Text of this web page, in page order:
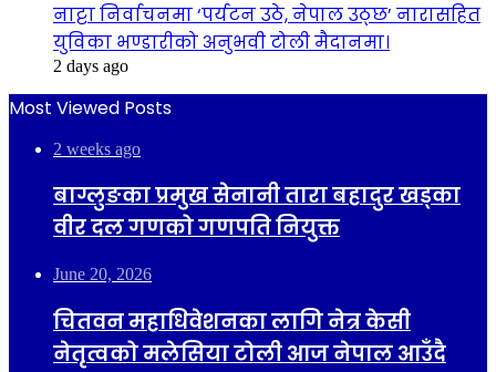
नाट्टा निर्वाचनमा ‘पर्यटन उठे, नेपाल उठ्छ’ नारासहित
युविका भण्डारीको अनुभवी टोली मैदानमा।
2 days ago
Most Viewed Posts
2 weeks ago
बाग्लुङका प्रमुख सेनानी तारा बहादुर खड्का
वीर दल गणको गणपति नियुक्त
June 20, 2026
चितवन महाधिवेशनका लागि नेत्र केसी
नेतृत्वको मलेसिया टोली आज नेपाल आउँदै